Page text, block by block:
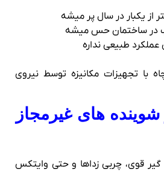
از یکبار در سال پر میشه
در ساختمان حس میشه
طبیعی نداره
با تجهیزات مکانیزه توسط نیروی
شوینده‌ های غیرمجاز
قوی، چربی‌ زداها و حتی وایتکس